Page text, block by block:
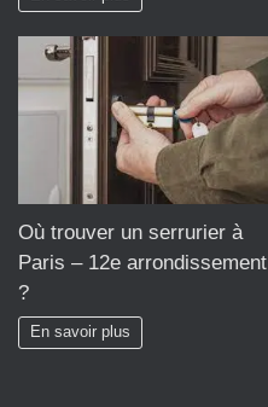
Où trouver un serrurier à
Paris – 12e arrondissement
?
En savoir plus